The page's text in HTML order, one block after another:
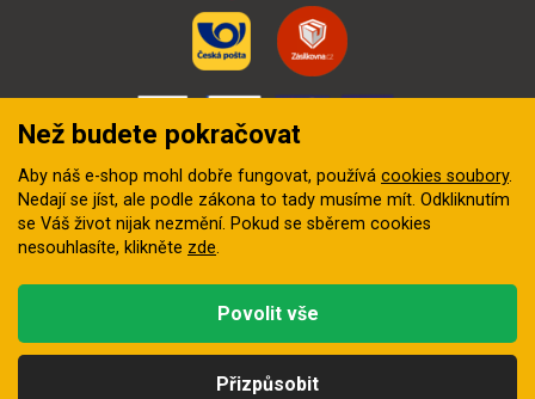
digitální agentura FEO
Než budete pokračovat
Aby náš e-shop mohl dobře fungovat, používá cookies soubory.
Nedají se jíst, ale podle zákona to tady musíme mít. Odkliknutím
se Váš život nijak nezmění. Pokud se sběrem cookies
nesouhlasíte, klikněte zde.
Přizpůsobit
Povolit vše